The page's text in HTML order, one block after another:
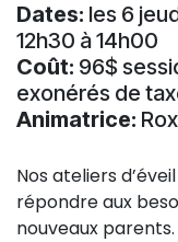
Dates: les 6
12h30 à 14h00
Coût: 96$
exonérés de
Animatrice:
Nos ateliers
répondre aux
nouveaux parents.